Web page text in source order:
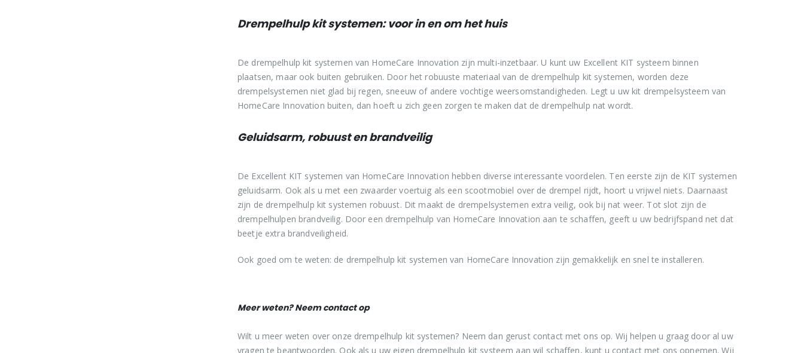
Drempelhulp kit systemen: voor in en om het huis
De drempelhulp kit systemen van HomeCare Innovation zijn multi-inzetbaar. U kunt uw Excellent KIT systeem binnen
plaatsen, maar ook buiten gebruiken. Door het robuuste materiaal van de drempelhulp kit systemen, worden deze
drempelsystemen niet glad bij regen, sneeuw of andere vochtige weersomstandigheden. Legt u uw kit drempelsysteem van
HomeCare Innovation buiten, dan hoeft u zich geen zorgen te maken dat de drempelhulp nat wordt.
Geluidsarm, robuust en brandveilig
De Excellent KIT systemen van HomeCare Innovation hebben diverse interessante voordelen. Ten eerste zijn de KIT systemen
geluidsarm. Ook als u met een zwaarder voertuig als een scootmobiel over de drempel rijdt, hoort u vrijwel niets. Daarnaast
zijn de drempelhulp kit systemen robuust. Dit maakt de drempelsystemen extra veilig, ook bij nat weer. Tot slot zijn de
drempelhulpen brandveilig. Door een drempelhulp van HomeCare Innovation aan te schaffen, geeft u uw bedrijfspand net dat
beetje extra brandveiligheid.
Ook goed om te weten: de drempelhulp kit systemen van HomeCare Innovation zijn gemakkelijk en snel te installeren.
Meer weten? Neem contact op
Wilt u meer weten over onze drempelhulp kit systemen? Neem dan gerust contact met ons op. Wij helpen u graag door al uw
vragen te beantwoorden. Ook als u uw eigen drempelhulp kit systeem aan wil schaffen, kunt u contact met ons opnemen. Wij